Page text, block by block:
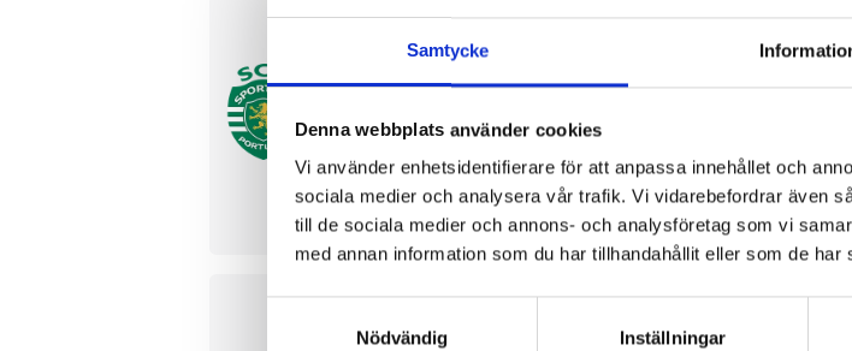
Samtycke
Denna webbplats använder cookies
Vi använder enhetsidentifierare för att anpassa innehållet och
sociala medier och analysera vår trafik. Vi vidarebefordrar även
till de sociala medier och annons- och analysföretag som vi
med annan information som du har tillhandahållit eller som de
Nödvändig
Inställningar
Sporting CP - FC Alverca
Estádio José Alvalade, Lissabon